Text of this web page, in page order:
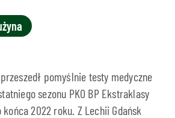
pomyślnie testy medyczne
sezonu PKO BP Ekstraklasy
2022 roku. Z Lechii Gdańsk